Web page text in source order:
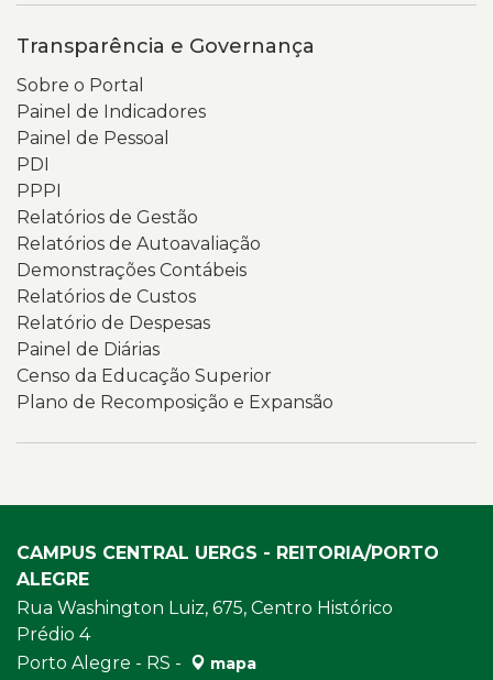
Transparência e Governança
Sobre o Portal
Painel de Indicadores
Painel de Pessoal
PDI
PPPI
Relatórios de Gestão
Relatórios de Autoavaliação
Demonstrações Contábeis
Relatórios de Custos
Relatório de Despesas
Painel de Diárias
Censo da Educação Superior
Plano de Recomposição e Expansão
CAMPUS CENTRAL UERGS - REITORIA/PORTO
ALEGRE
Rua Washington Luiz, 675, Centro Histórico
Prédio 4
Porto Alegre - RS -
mapa